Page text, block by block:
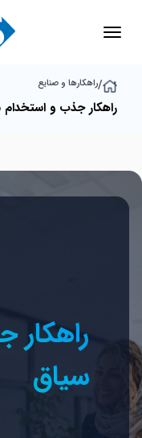
/راهکارها و صنایع
راهکار جذب و
سیاق